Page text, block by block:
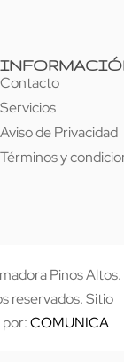
Contacto
Servicios
Aviso de Privacidad
Términos y
Pinos Altos.
reservados. Sitio
COMUNICA